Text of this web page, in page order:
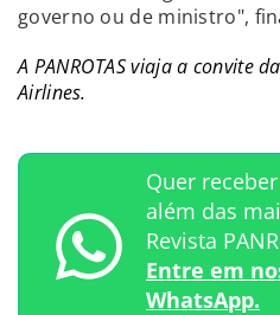
governo ou de ministro",
A PANROTAS viaja a convite
Airlines.
Quer
além das
Revista
Entre em
WhatsApp.